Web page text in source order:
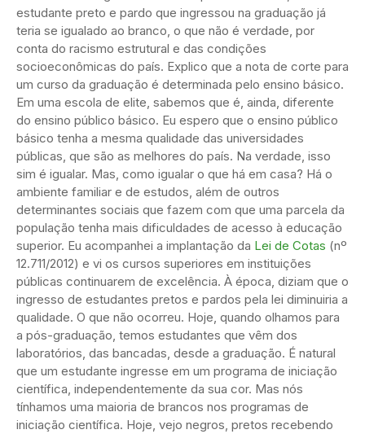
estudante preto e pardo que ingressou na graduação já
teria se igualado ao branco, o que não é verdade, por
conta do racismo estrutural e das condições
socioeconômicas do país. Explico que a nota de corte para
um curso da graduação é determinada pelo ensino básico.
Em uma escola de elite, sabemos que é, ainda, diferente
do ensino público básico. Eu espero que o ensino público
básico tenha a mesma qualidade das universidades
públicas, que são as melhores do país. Na verdade, isso
sim é igualar. Mas, como igualar o que há em casa? Há o
ambiente familiar e de estudos, além de outros
determinantes sociais que fazem com que uma parcela da
população tenha mais dificuldades de acesso à educação
superior. Eu acompanhei a implantação da Lei de Cotas (nº
12.711/2012) e vi os cursos superiores em instituições
públicas continuarem de excelência. À época, diziam que o
ingresso de estudantes pretos e pardos pela lei diminuiria a
qualidade. O que não ocorreu. Hoje, quando olhamos para
a pós-graduação, temos estudantes que vêm dos
laboratórios, das bancadas, desde a graduação. É natural
que um estudante ingresse em um programa de iniciação
científica, independentemente da sua cor. Mas nós
tínhamos uma maioria de brancos nos programas de
iniciação científica. Hoje, vejo negros, pretos recebendo